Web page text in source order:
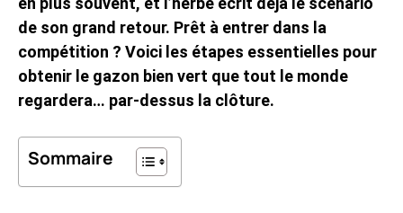
de son grand retour. Prêt à entrer dans la
compétition ? Voici les étapes essentielles pour
obtenir le gazon bien vert que tout le monde
regardera… par-dessus la clôture.
Sommaire